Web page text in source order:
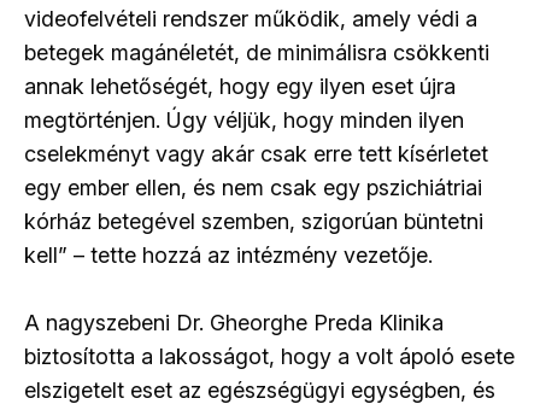
videofelvételi rendszer működik, amely védi a
betegek magánéletét, de minimálisra csökkenti
annak lehetőségét, hogy egy ilyen eset újra
megtörténjen. Úgy véljük, hogy minden ilyen
cselekményt vagy akár csak erre tett kísérletet
egy ember ellen, és nem csak egy pszichiátriai
kórház betegével szemben, szigorúan büntetni
kell” – tette hozzá az intézmény vezetője.
A nagyszebeni Dr. Gheorghe Preda Klinika
biztosította a lakosságot, hogy a volt ápoló esete
elszigetelt eset az egészségügyi egységben, és